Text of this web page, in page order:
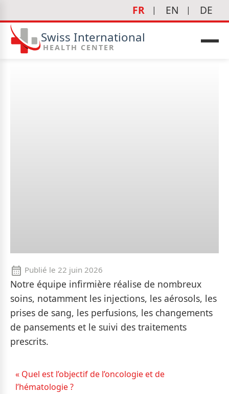
FR EN DE
Swiss International
HEALTH CENTER
Publié le 22 juin 2026
Notre équipe infirmière réalise de nombreux
soins, notamment les injections, les aérosols, les
prises de sang, les perfusions, les changements
de pansements et le suivi des traitements
prescrits.
« Quel est l’objectif de l’oncologie et de
l’hématologie ?